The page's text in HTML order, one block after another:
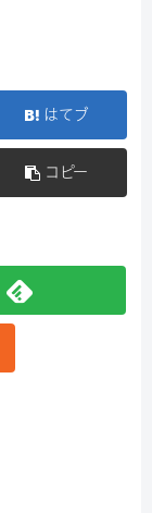
はてブ
コピー